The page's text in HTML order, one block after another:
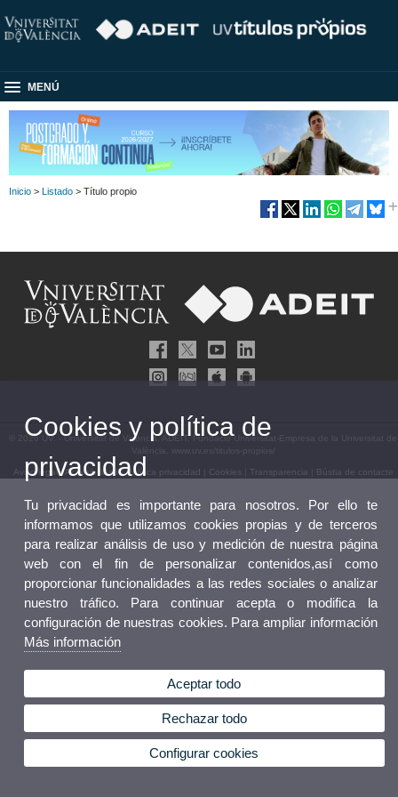
MENÚ
Inicio > Listado > Título propio
© 2026 UV. - Universitat de València. ADEIT, Fundació Universitat-Empresa de la Universitat de
València. www.uv.es/titulos-propios/
Aviso legal|Accesibilidad|Política privacidad Cookies Transparencia Bústia de contacte
Cookies y política de
privacidad
Tu privacidad es importante para nosotros. Por ello te
informamos que utilizamos cookies propias y de terceros
para realizar análisis de uso y medición de nuestra página
web con el fin de personalizar contenidos,así como
proporcionar funcionalidades a las redes sociales o analizar
nuestro tráfico. Para continuar acepta o modifica la
configuración de nuestras cookies. Para ampliar información
Más información
Aceptar todo
Rechazar todo
Configurar cookies